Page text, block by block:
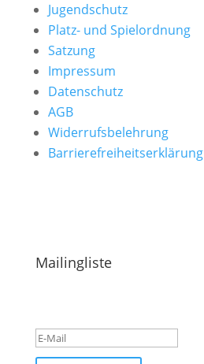
Jugendschutz
Platz- und Spielordnung
Satzung
Impressum
Datenschutz
AGB
Widerrufsbelehrung
Barrierefreiheitserklärung
Mailingliste